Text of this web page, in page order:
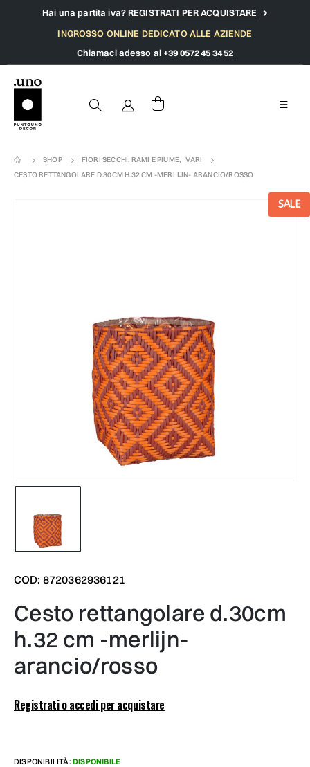
Hai una partita iva?REGISTRATI PER ACQUISTARE
INGROSSO ONLINE DEDICATO ALLE AZIENDE
Chiamaci adesso al +39 0572 45 34 52
SHOP FIORI SECCHI, RAMI E PIUME, VARI
CESTO RETTANGOLARE D.30CM H.32 CM -MERLIJN- ARANCIO/ROSSO
SALE
COD: 8720362936121
cesto rettangolare d.30cm
h.32 cm -merlijn-
arancio/rosso
Registrati o accedi per acquistare
DISPONIBILITÀ: DISPONIBILE